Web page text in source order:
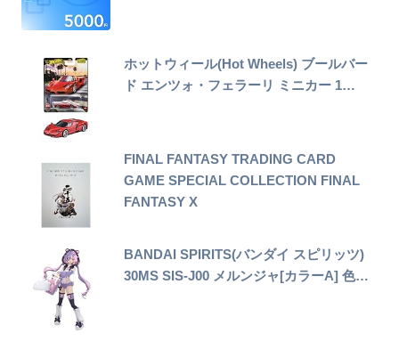
ホットウィール(Hot Wheels) ブールバー
ド エンツォ・フェラーリ ミニカー 1…
FINAL FANTASY TRADING CARD
GAME SPECIAL COLLECTION FINAL
FANTASY X
BANDAI SPIRITS(バンダイ スピリッツ)
30MS SIS-J00 メルンジャ[カラーA] 色…